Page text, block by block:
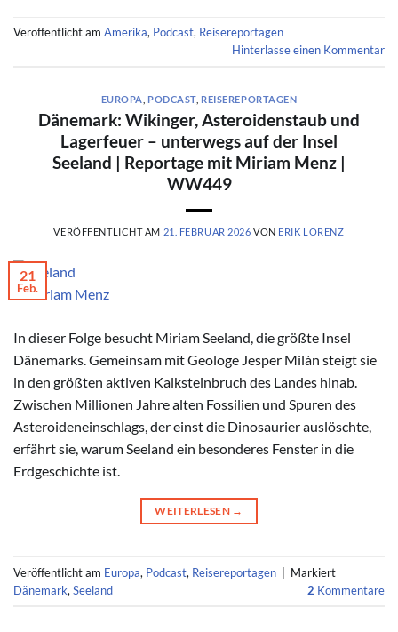
Veröffentlicht am Amerika, Podcast, Reisereportagen
Hinterlasse einen Kommentar
EUROPA PODCAST, REISEREPORTAGEN
Dänemark: Wikinger, Asteroidenstaub und
Lagerfeuer – unterwegs auf der Insel
Seeland | Reportage mit Miriam Menz |
WW449
VERÖFFENTLICHT AM 21. FEBRUAR 2026 VON ERIK LORENZ
© Miriam Menz
21
Feb.
In dieser Folge besucht Miriam Seeland, die größte Insel
Dänemarks. Gemeinsam mit Geologe Jesper Milàn steigt sie
in den größten aktiven Kalksteinbruch des Landes hinab.
Zwischen Millionen Jahre alten Fossilien und Spuren des
Asteroideneinschlags, der einst die Dinosaurier auslöschte,
erfährt sie, warum Seeland ein besonderes Fenster in die
Erdgeschichte ist.
WEITERLESEN →
Veröffentlicht am Europa, Podcast, Reisereportagen | Markiert
Dänemark, Seeland 2 Kommentare